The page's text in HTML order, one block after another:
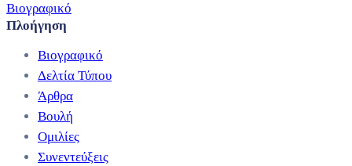
Βιογραφικό
Πλοήγηση
Βιογραφικό
Δελτία Τύπου
Άρθρα
Βουλή
Ομιλίες
Συνεντεύξεις